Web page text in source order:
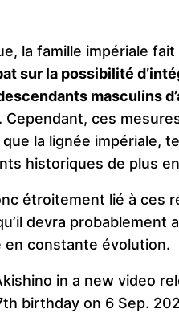
la famille impériale
sur la possibilité
masculins
Cependant, ces
la lignée impériale,
historiques de plus
étroitement lié à ces
devra probablement
constante évolution​.
in a new video
birthday on 6 Sep.